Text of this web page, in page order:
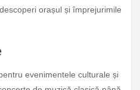
orașul și împrejurimile
evenimentele culturale și